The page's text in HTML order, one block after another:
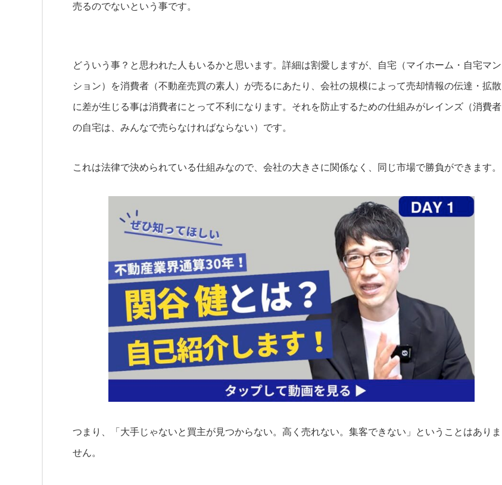
売るのでないという事です。
どういう事？と思われた人もいるかと思います。詳細は割愛しますが、自宅（マイホーム・自宅マン
ション）を消費者（不動産売買の素人）が売るにあたり、会社の規模によって売却情報の伝達・拡散
に差が生じる事は消費者にとって不利になります。それを防止するための仕組みがレインズ（消費者
の自宅は、みんなで売らなければならない）です。
これは法律で決められている仕組みなので、会社の大きさに関係なく、同じ市場で勝負ができます。
つまり、「大手じゃないと買主が見つからない。高く売れない。集客できない」ということはありま
せん。